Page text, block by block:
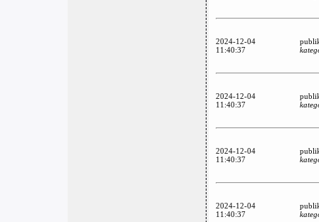
2024-12-04
11:40:37
2024-12-04
11:40:37
2024-12-04
11:40:37
2024-12-04
11:40:37